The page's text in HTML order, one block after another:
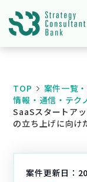
TOP 案件一覧
情報・通信・テク
SaaSスタートア
の立ち上げに向
案件更新日：